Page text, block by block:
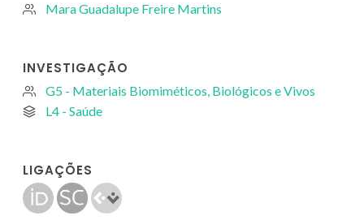
Mara Guadalupe Freire Martins
INVESTIGAÇÃO
G5 - Materiais Biomiméticos, Biológicos e Vivos
L4 - Saúde
LIGAÇÕES